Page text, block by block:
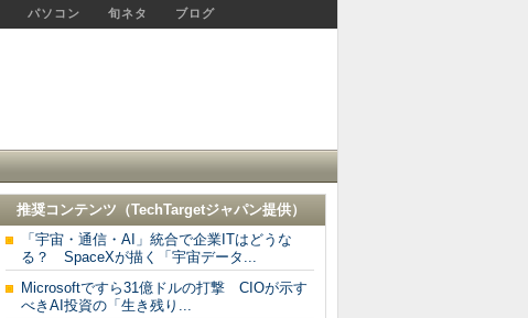
パソコン 旬ネタ ブログ
推奨コンテンツ（TechTargetジャパン提供）
「宇宙・通信・AI」統合で企業ITはどうな
る？ SpaceXが描く「宇宙データ...
Microsoftですら31億ドルの打撃 CIOが示す
べきAI投資の「生き残り...